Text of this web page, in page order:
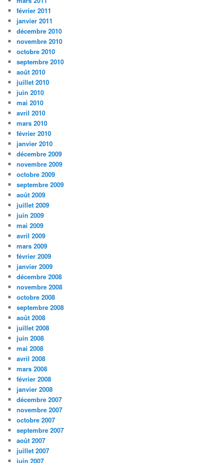
février 2011
janvier 2011
décembre 2010
novembre 2010
octobre 2010
septembre 2010
août 2010
juillet 2010
juin 2010
mai 2010
avril 2010
mars 2010
février 2010
janvier 2010
décembre 2009
novembre 2009
octobre 2009
septembre 2009
août 2009
juillet 2009
juin 2009
mai 2009
avril 2009
mars 2009
février 2009
janvier 2009
décembre 2008
novembre 2008
octobre 2008
septembre 2008
août 2008
juillet 2008
juin 2008
mai 2008
avril 2008
mars 2008
février 2008
janvier 2008
décembre 2007
novembre 2007
octobre 2007
septembre 2007
août 2007
juillet 2007
juin 2007